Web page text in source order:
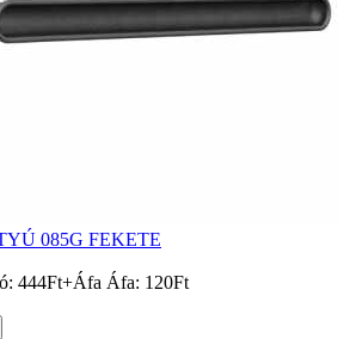
085G FEKETE
444Ft+Áfa Áfa: 120Ft